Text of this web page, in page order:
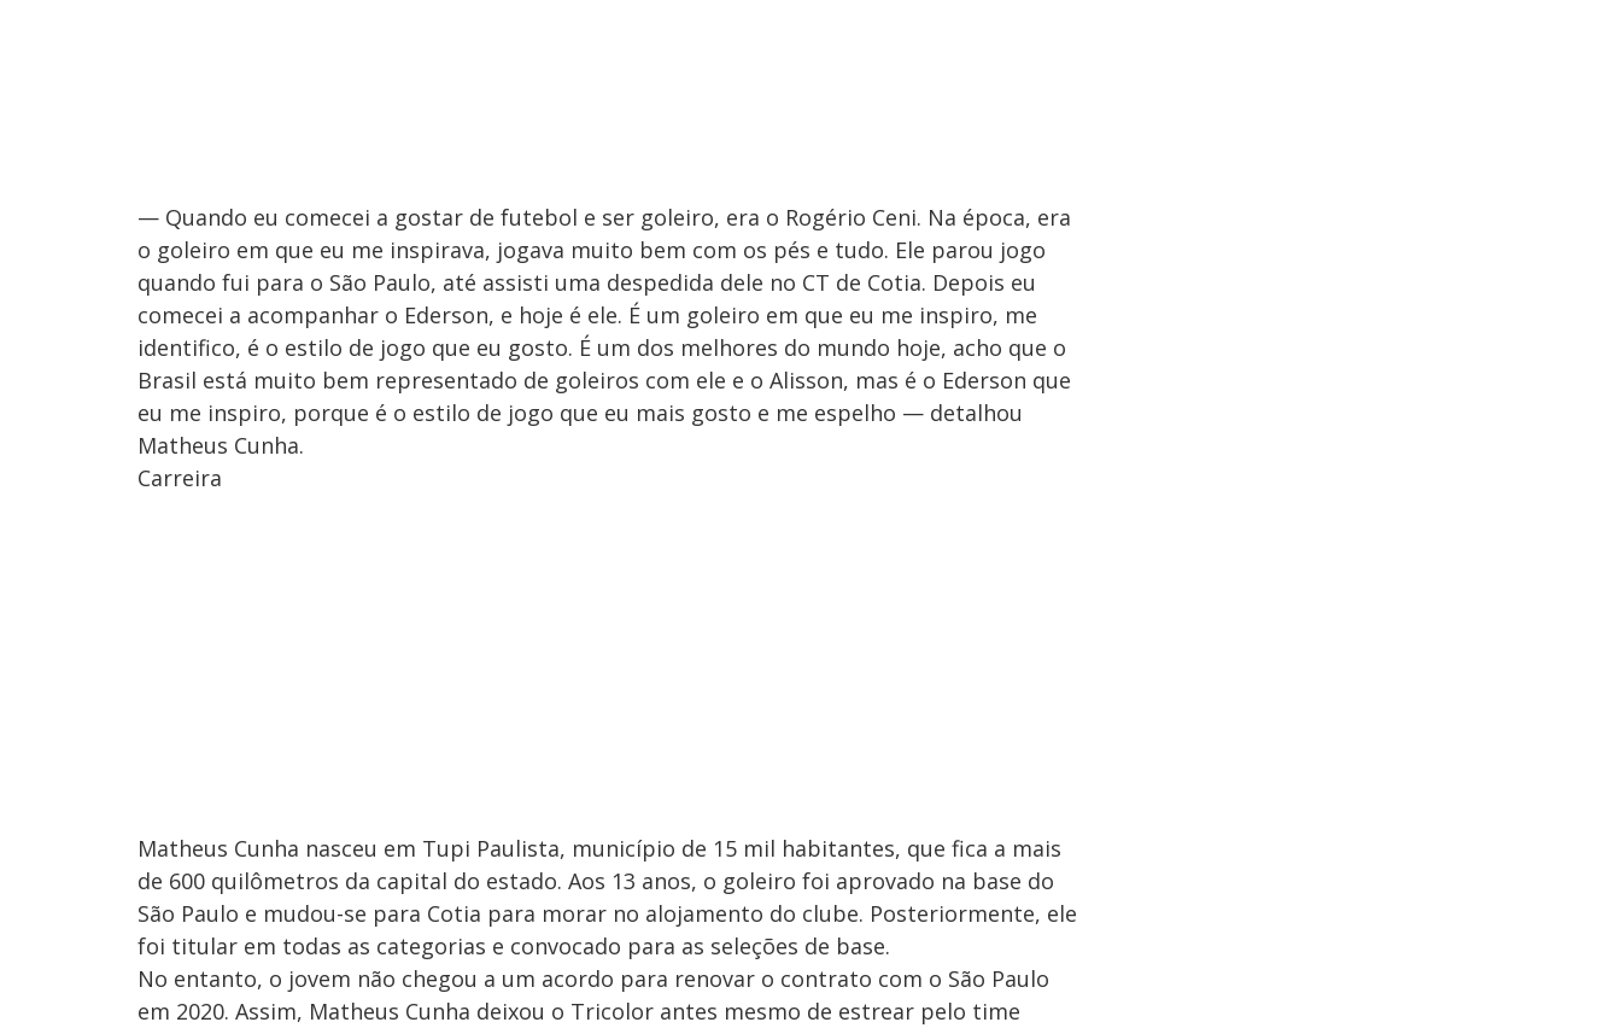
— Quando eu comecei a gostar de futebol e ser goleiro, era o Rogério Ceni. Na época, era
o goleiro em que eu me inspirava, jogava muito bem com os pés e tudo. Ele parou jogo
quando fui para o São Paulo, até assisti uma despedida dele no CT de Cotia. Depois eu
comecei a acompanhar o Ederson, e hoje é ele. É um goleiro em que eu me inspiro, me
identifico, é o estilo de jogo que eu gosto. É um dos melhores do mundo hoje, acho que o
Brasil está muito bem representado de goleiros com ele e o Alisson, mas é o Ederson que
eu me inspiro, porque é o estilo de jogo que eu mais gosto e me espelho — detalhou
Matheus Cunha.
Carreira
Matheus Cunha nasceu em Tupi Paulista, município de 15 mil habitantes, que fica a mais
de 600 quilômetros da capital do estado. Aos 13 anos, o goleiro foi aprovado na base do
São Paulo e mudou-se para Cotia para morar no alojamento do clube. Posteriormente, ele
foi titular em todas as categorias e convocado para as seleções de base.
No entanto, o jovem não chegou a um acordo para renovar o contrato com o São Paulo
em 2020. Assim, Matheus Cunha deixou o Tricolor antes mesmo de estrear pelo time